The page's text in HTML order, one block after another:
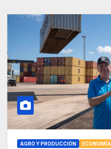
AGRO Y PRODUCCIÓN ECONOMÍA